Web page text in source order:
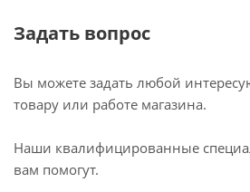
Задать вопрос
Вы можете задать любой
товару или работе магазина.
Наши квалифицированные
вам помогут.